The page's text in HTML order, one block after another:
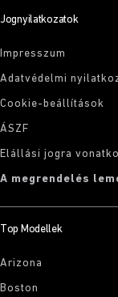
Jognyilatkozatok
Impresszum
Adatvédelmi
Cookie-beállítások
ÁSZF
Elállási jogra
A megrendelés
Top Modellek
Arizona
Boston